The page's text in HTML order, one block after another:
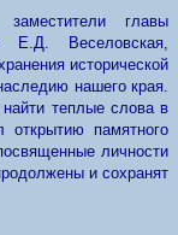
главы
Е.Д. Веселовская,
исторической
нашего края.
теплые слова в
открытию памятного
личности
и сохра­нят